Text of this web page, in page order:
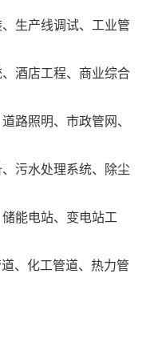
生产线调试、工业管
酒店工程、商业综合
路照明、市政管网、
污水处理系统、除尘
能电站、变电站工
、化工管道、热力管